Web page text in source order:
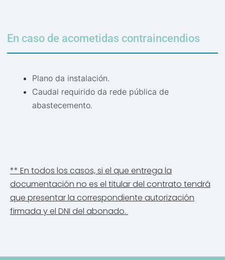
En caso de acometidas contraincendios
Plano da instalación.
Caudal requirido da rede pública de
abastecemento.
** En todos los casos, si el que entrega la
documentación no es el titular del contrato tendrá
que presentar la correspondiente autorización
firmada y el DNI del abonado.